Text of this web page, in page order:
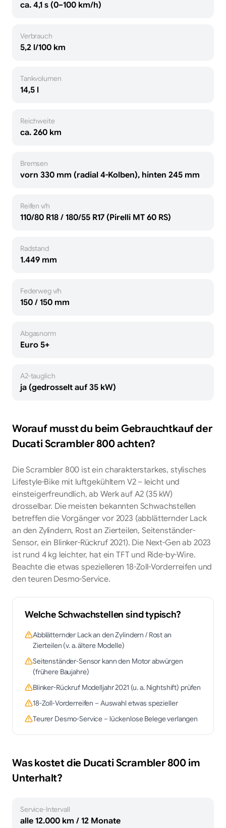
ca. 4,1 s (0–100 km/h)
Verbrauch
5,2 l/100 km
Tankvolumen
14,5 l
Reichweite
ca. 260 km
Bremsen
vorn 330 mm (radial 4-Kolben), hinten 245 mm
Reifen v/h
110/80 R18 / 180/55 R17 (Pirelli MT 60 RS)
Radstand
1.449 mm
Federweg v/h
150 / 150 mm
Abgasnorm
Euro 5+
A2-tauglich
ja (gedrosselt auf 35 kW)
Worauf musst du beim Gebrauchtkauf der
DucatiScrambler 800achten?
Die Scrambler 800 ist ein charakterstarkes, stylisches
Lifestyle-Bike mit luftgekühltem V2 – leicht und
einsteigerfreundlich, ab Werk auf A2 (35 kW)
drosselbar. Die meisten bekannten Schwachstellen
betreffen die Vorgänger vor 2023 (abblätternder Lack
an den Zylindern, Rost an Zierteilen, Seitenständer-
Sensor, ein Blinker-Rückruf 2021). Die Next-Gen ab 2023
ist rund 4 kg leichter, hat ein TFT und Ride-by-Wire.
Beachte die etwas spezielleren 18-Zoll-Vorderreifen und
den teuren Desmo-Service.
Welche Schwachstellen sind typisch?
Abblätternder Lack an den Zylindern / Rost an
Zierteilen (v. a. ältere Modelle)
Seitenständer-Sensor kann den Motor abwürgen
(frühere Baujahre)
Blinker-Rückruf Modelljahr 2021 (u. a. Nightshift) prüfen
18-Zoll-Vorderreifen – Auswahl etwas spezieller
Teurer Desmo-Service – lückenlose Belege verlangen
Was kostet dieDucatiScrambler 800im
Unterhalt?
Service-Intervall
alle 12.000 km / 12 Monate